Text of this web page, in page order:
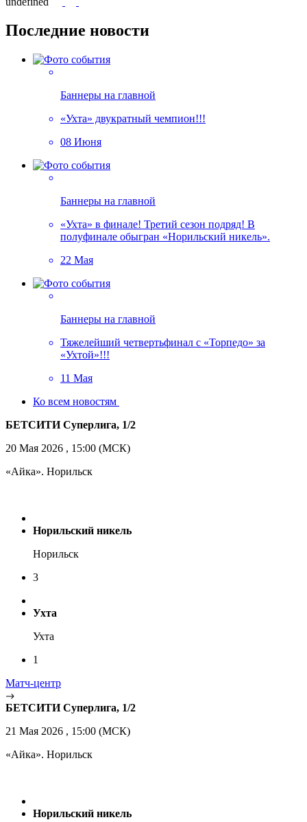
Последние новости
Баннеры на главной
«Ухта» двукратный чемпион!!!
08 Июня
Баннеры на главной
«Ухта» в финале! Третий сезон подряд! В
полуфинале обыгран «Норильский никель».
22 Мая
Баннеры на главной
Тяжелейший четвертьфинал с «Торпедо» за
«Ухтой»!!!
11 Мая
Ко всем новостям
БЕТСИТИ Суперлига, 1/2
20 Мая 2026 , 15:00 (МСК)
«Айка». Норильск
Норильский никель
Норильск
3
Ухта
Ухта
1
Матч-центр
БЕТСИТИ Суперлига, 1/2
21 Мая 2026 , 15:00 (МСК)
«Айка». Норильск
Норильский никель